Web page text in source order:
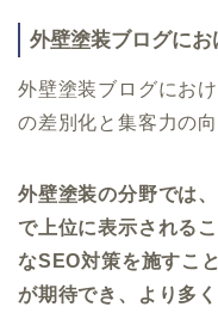
外壁塗装ブログに
外壁塗装ブログにお
の差別化と集客力の
外壁塗装の分野では
で上位に表示される
なSEO対策を施すこ
が期待でき、より多